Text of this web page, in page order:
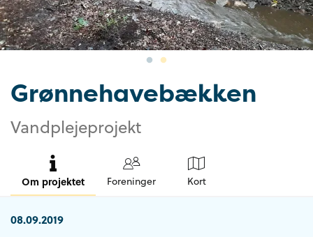
Grønnehavebækken
Vandplejeprojekt
Om projektet Foreninger Kort
08.09.2019